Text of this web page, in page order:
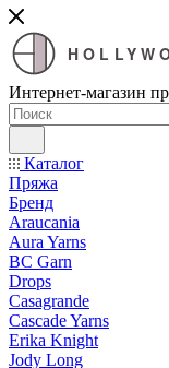
Интернет-магазин
Каталог
Пряжа
Бренд
Araucania
Aura Yarns
BC Garn
Drops
Casagrande
Cascade Yarns
Erika Knight
Jody Long